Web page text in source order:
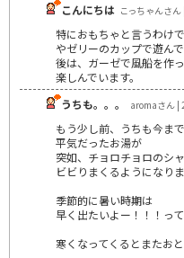
こんにちは こっちゃんさ
特におもちゃと言うわけ
やゼリーのカップで遊ん
後は、ガーゼで風船を作
楽しんでいます。
うちも。。。
aromaさん |
もう少し前、うちも今ま
平気だったお湯が
突如、チョロチョロのシ
ビビりまくるようになり
季節的に暑い時期は
早く出たいよー！！！っ
寒くなってくるとまたお